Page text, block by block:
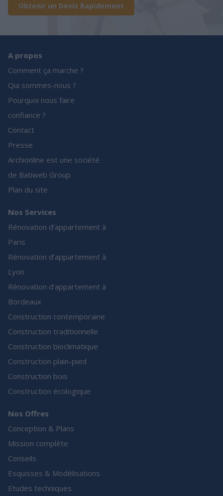
Obtenir un Devis Rapidement
A propos
Comment ça marche ?
Qui sommes-nous ?
Pourquoi nous faire
confiance ?
Contact
Presse
Archionline est une société
de Batiweb Group
Plan du site
Nos Services
Rénovation d’appartement à
Paris
Rénovation d’appartement à
Lyon
Rénovation d’appartement à
Bordeaux
Construction contemporaine
Construction traditionnelle
Construction bioclimatique
Construction plain-pied
Construction bois
Construction écologique
Nos Offres
Conception & Plans
Mission complète
Conseils
Esquisses & Modélisations
Etudes techniques